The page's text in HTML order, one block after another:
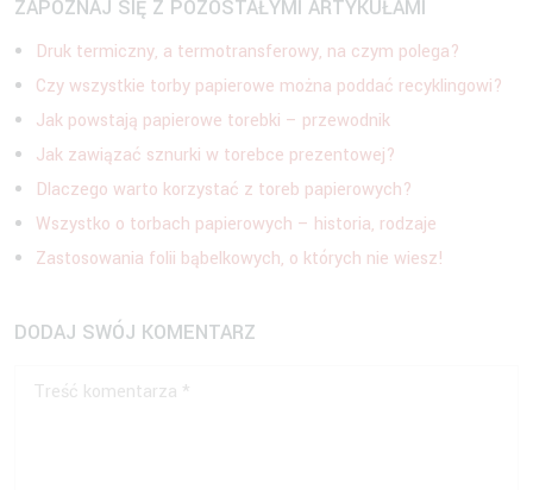
ZAPOZNAJ SIĘ Z POZOSTAŁYMI ARTYKUŁAMI
Druk termiczny, a termotransferowy, na czym polega?
Czy wszystkie torby papierowe można poddać recyklingowi?
Jak powstają papierowe torebki – przewodnik
Jak zawiązać sznurki w torebce prezentowej?
Dlaczego warto korzystać z toreb papierowych?
Wszystko o torbach papierowych – historia, rodzaje
Zastosowania folii bąbelkowych, o których nie wiesz!
DODAJ SWÓJ KOMENTARZ